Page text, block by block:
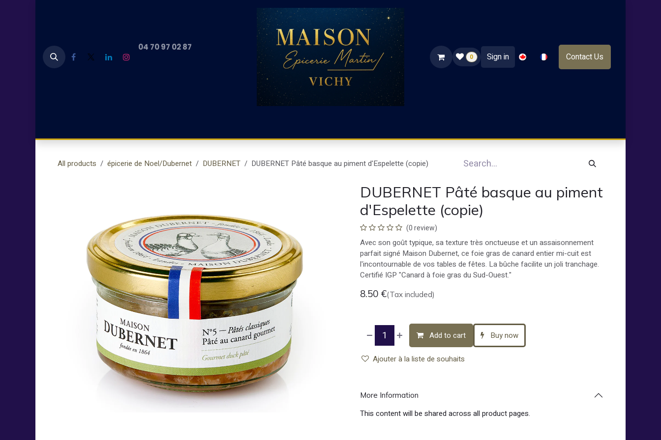
04 70 97 02 87
0 Sign in Contact Us
All products épicerie de Noel/Dubernet DUBERNET DUBERNET Pâté basque au piment d'Espelette (copie)
DUBERNET Pâté basque au piment
d'Espelette (copie)
(0 review)
Avec son goût typique, sa texture très onctueuse et un assaisonnement
parfait signé Maison Dubernet, ce foie gras de canard entier mi-cuit est
l'incontournable de vos tables de fêtes. La bûche facilite un joli tranchage.
Certifié IGP "Canard à foie gras du Sud-Ouest."
8.50 €(Tax included)
Add to cart Buy now
Ajouter à la liste de souhaits
More Information
This content will be shared across all product pages.